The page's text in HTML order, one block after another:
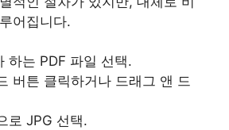
어집니다.
하는 PDF 파일 선택.
버튼 클릭하거나 드래그 앤 드
로 JPG 선택.